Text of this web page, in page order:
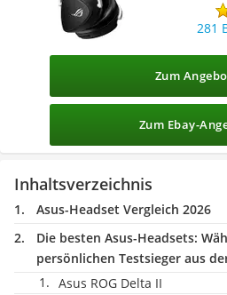
281
Zum
Zum Ebay-
Inhaltsverzeichnis
Asus-Headset Vergleich 2026
Die besten Asus-Headsets:
persönlichen Testsieger aus
Asus ROG Delta II